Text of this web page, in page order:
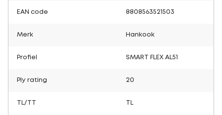
EAN code 8808563521503
Merk Hankook
Profiel SMART FLEX AL51
Ply rating 20
TL/TT